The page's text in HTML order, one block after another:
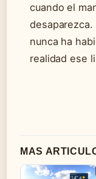
cuando el
nunca ha
realidad ese
MAS